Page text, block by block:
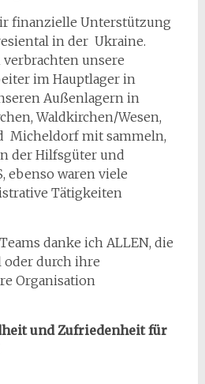
finanzielle Unterstützung
in der Ukraine.
unsere
im Hauptlager in
Außenlagern in
Waldkirchen/Wesen,
Micheldorf mit sammeln,
der Hilfsgüter und
ebenso waren viele
Tätigkeiten
danke ich ALLEN, die
durch ihre
Organisation
und Zufriedenheit für